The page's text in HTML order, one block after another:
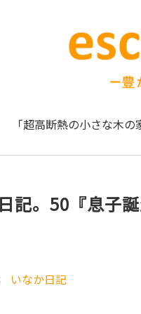
「超高断熱の小さな木
記。50『息子
いなか日記